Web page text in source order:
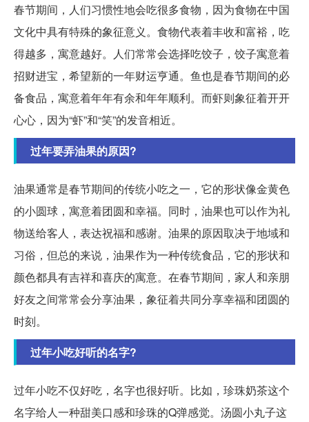
春节期间，人们习惯性地会吃很多食物，因为食物在中国
文化中具有特殊的象征意义。食物代表着丰收和富裕，吃
得越多，寓意越好。人们常常会选择吃饺子，饺子寓意着
招财进宝，希望新的一年财运亨通。鱼也是春节期间的必
备食品，寓意着年年有余和年年顺利。而虾则象征着开开
心心，因为“虾”和“笑”的发音相近。
过年要弄油果的原因?
油果通常是春节期间的传统小吃之一，它的形状像金黄色
的小圆球，寓意着团圆和幸福。同时，油果也可以作为礼
物送给客人，表达祝福和感谢。油果的原因取决于地域和
习俗，但总的来说，油果作为一种传统食品，它的形状和
颜色都具有吉祥和喜庆的寓意。在春节期间，家人和亲朋
好友之间常常会分享油果，象征着共同分享幸福和团圆的
时刻。
过年小吃好听的名字?
过年小吃不仅好吃，名字也很好听。比如，珍珠奶茶这个
名字给人一种甜美口感和珍珠的Q弹感觉。汤圆小丸子这